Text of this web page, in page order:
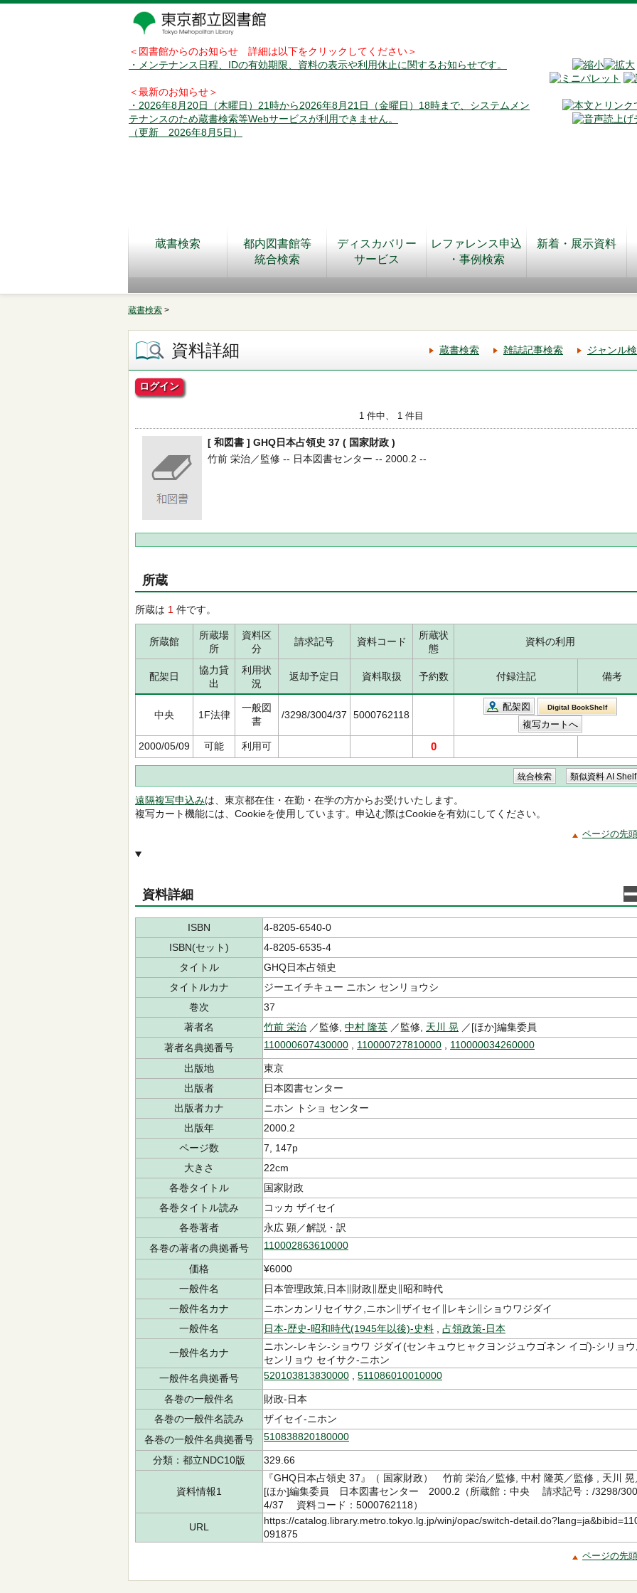
＜図書館からのお知らせ 詳細は以下をクリックしてください＞
・メンテナンス日程、IDの有効期限、資料の表示や利用休止に関するお知らせです。
＜最新のお知らせ＞
・2026年8月20日（木曜日）21時から2026年8月21日（金曜日）18時まで、システムメン
テナンスのため蔵書検索等Webサービスが利用できません。
（更新 2026年8月5日）
蔵書検索
都内図書館等
統合検索
ディスカバリー
サービス
レファレンス申込
・事例検索
新着・展示資料
蔵書検索 >
資料詳細 蔵書検索 雑誌記事検索 ジャンル
ログイン
1 件中、 1 件目
[ 和図書 ] GHQ日本占領史 37 ( 国家財政 )
竹前 栄治／監修 -- 日本図書センター -- 2000.2 --
所蔵
所蔵は 1 件です。
所蔵館
所蔵場
所
資料区
分
請求記号 資料コード
所蔵状
態
資料の利用
配架日
協力貸
出
利用状
況
返却予定日 資料取扱 予約数 付録注記 備考
中央 1F法律
一般図
書
/3298/3004/37 5000762118
配架図 Digital BookShelf
2000/05/09 可能 利用可 0
遠隔複写申込みは、東京都在住・在勤・在学の方からお受けいたします。
複写カート機能には、Cookieを使用しています。申込む際はCookieを有効にしてください。
ページの先
資料詳細
ISBN
4-8205-6540-0
ISBN(セット)
4-8205-6535-4
タイトル
GHQ日本占領史
タイトルカナ
ジーエイチキュー ニホン センリョウシ
巻次
37
著者名
竹前 栄治 ／監修, 中村 隆英 ／監修, 天川 晃 ／[ほか]編集委員
著者名典拠番号
110000607430000 110000727810000 110000034260000
出版地
東京
出版者
日本図書センター
出版者カナ
ニホン トショ センター
出版年
2000.2
ページ数
7, 147p
大きさ
22cm
各巻タイトル
国家財政
各巻タイトル読み
コッカ ザイセイ
各巻著者
永広 顕／解説・訳
各巻の著者の典拠番号
110002863610000
価格
¥6000
一般件名
日本管理政策,日本∥財政∥歴史∥昭和時代
一般件名カナ
ニホンカンリセイサク,ニホン∥ザイセイ∥レキシ∥ショウワジダイ
一般件名
日本-歴史-昭和時代(1945年以後)-史料 占領政策-日本
一般件名カナ
ニホン-レキシ-ショウワ ジダイ(センキュウヒャクヨンジュウゴネン イゴ)-シリョ
センリョウ セイサク-ニホン
一般件名典拠番号
520103813830000 511086010010000
各巻の一般件名
財政-日本
各巻の一般件名読み
ザイセイ-ニホン
各巻の一般件名典拠番号
510838820180000
分類：都立NDC10版 329.66
資料情報1
『GHQ日本占領史 37』（ 国家財政） 竹前 栄治／監修, 中村 隆英／監修 , 天川 晃
[ほか]編集委員 日本図書センター 2000.2（所蔵館：中央 請求記号：/3298/300
4/37 資料コード：5000762118）
URL
https://catalog.library.metro.tokyo.lg.jp/winj/opac/switch-
091875
ページの先